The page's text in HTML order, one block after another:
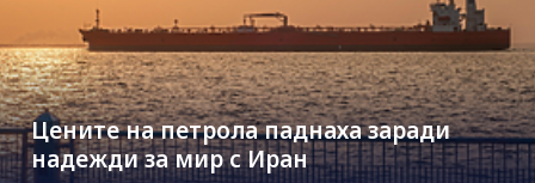
Цените на петрола паднаха заради
надежди за мир с Иран